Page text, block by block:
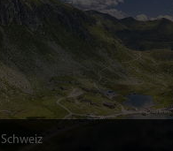
Schweiz